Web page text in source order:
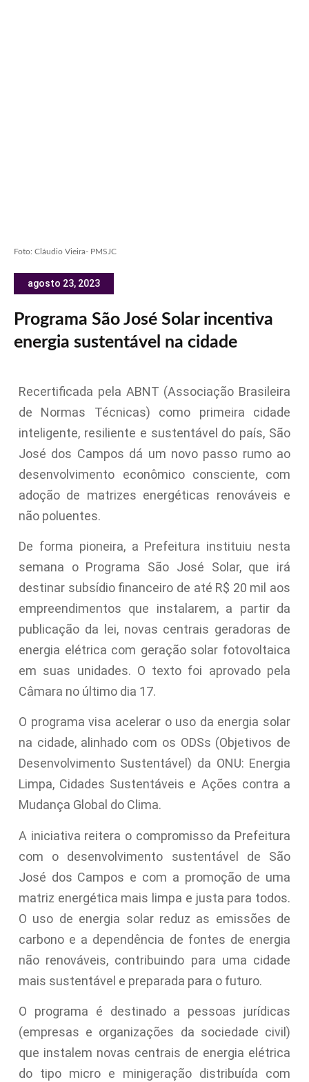
Foto: Cláudio Vieira- PMSJC
agosto 23, 2023
Programa São José Solar incentiva
energia sustentável na cidade
Recertificada pela ABNT (Associação Brasileira
de Normas Técnicas) como primeira cidade
inteligente, resiliente e sustentável do país, São
José dos Campos dá um novo passo rumo ao
desenvolvimento econômico consciente, com
adoção de matrizes energéticas renováveis e
não poluentes.
De forma pioneira, a Prefeitura instituiu nesta
semana o Programa São José Solar, que irá
destinar subsídio financeiro de até R$ 20 mil aos
empreendimentos que instalarem, a partir da
publicação da lei, novas centrais geradoras de
energia elétrica com geração solar fotovoltaica
em suas unidades. O texto foi aprovado pela
Câmara no último dia 17.
O programa visa acelerar o uso da energia solar
na cidade, alinhado com os ODSs (Objetivos de
Desenvolvimento Sustentável) da ONU: Energia
Limpa, Cidades Sustentáveis e Ações contra a
Mudança Global do Clima.
A iniciativa reitera o compromisso da Prefeitura
com o desenvolvimento sustentável de São
José dos Campos e com a promoção de uma
matriz energética mais limpa e justa para todos.
O uso de energia solar reduz as emissões de
carbono e a dependência de fontes de energia
não renováveis, contribuindo para uma cidade
mais sustentável e preparada para o futuro.
O programa é destinado a pessoas jurídicas
(empresas e organizações da sociedade civil)
que instalem novas centrais de energia elétrica
do tipo micro e minigeração distribuída com